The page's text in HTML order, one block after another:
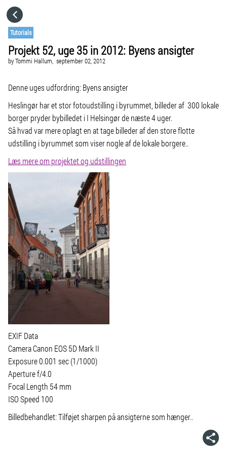
Tutorials
Projekt 52, uge 35 in 2012: Byens ansigter
byTommi Hallum, september 02, 2012
Denne uges udfordring: Byens ansigter
Heslingør har et stor fotoudstilling i byrummet, billeder af 300 lokale
borger pryder bybilledet i I Helsingør de næste 4 uger.
Så hvad var mere oplagt en at tage billeder af den store flotte
udstilling i byrummet som viser nogle af de lokale borgere..
Læs mere om projektet og udstillingen
EXIF Data
Camera Canon EOS 5D Mark II
Exposure 0.001 sec (1/1000)
Aperture f/4.0
Focal Length 54 mm
ISO Speed 100
Billedbehandlet: Tilføjet sharpen på ansigterne som hænger..
CATEGORIES
GO TO
VISIT WEBSITE